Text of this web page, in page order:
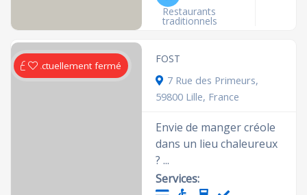
Restaurants
traditionnels
Actuellement fermé
FOST
7 Rue des Primeurs,
59800 Lille, France
Envie de manger créole
dans un lieu chaleureux
? ...
Services: